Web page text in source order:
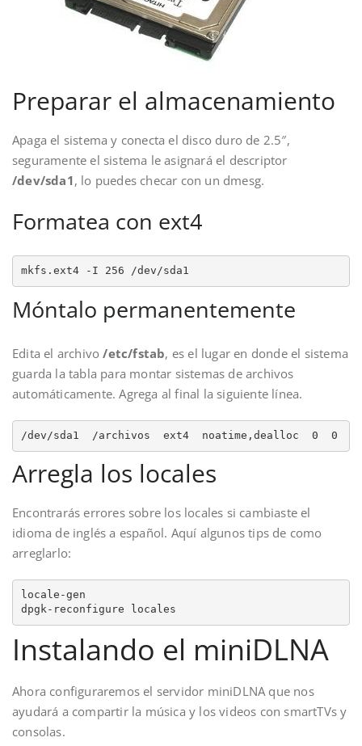
Preparar el almacenamiento
Apaga el sistema y conecta el disco duro de 2.5″,
seguramente el sistema le asignará el descriptor
/dev/sda1, lo puedes checar con un dmesg.
Formatea con ext4
mkfs.ext4 -I 256 /dev/sda1
Móntalo permanentemente
Edita el archivo/etc/fstab, es el lugar en donde el sistema
guarda la tabla para montar sistemas de archivos
automáticamente. Agrega al final la siguiente línea.
/dev/sda1  /archivos  ext4  noatime,dealloc  0  0
Arregla los locales
Encontrarás errores sobre los locales si cambiaste el
idioma de inglés a español. Aquí algunos tips de como
arreglarlo:
locale-gen
dpgk-reconfigure locales
Instalando el miniDLNA
Ahora configuraremos el servidor miniDLNA que nos
ayudará a compartir la música y los videos con smartTVs y
consolas.